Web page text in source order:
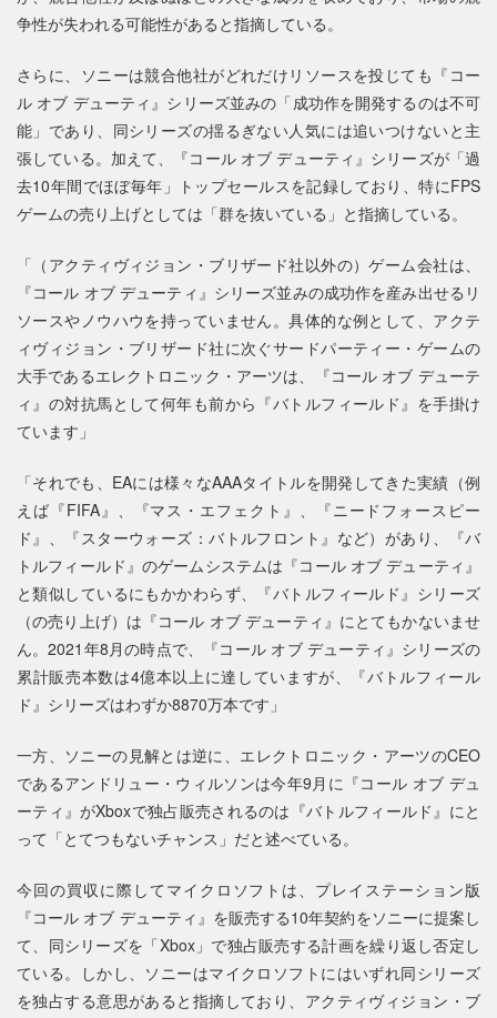
争性が失われる可能性があると指摘している。
さらに、ソニーは競合他社がどれだけリソースを投じても『コー
ル オブ デューティ』シリーズ並みの「成功作を開発するのは不可
能」であり、同シリーズの揺るぎない人気には追いつけないと主
張している。加えて、『コール オブ デューティ』シリーズが「過
去10年間でほぼ毎年」トップセールスを記録しており、特にFPS
ゲームの売り上げとしては「群を抜いている」と指摘している。
「（アクティヴィジョン・ブリザード社以外の）ゲーム会社は、
『コール オブ デューティ』シリーズ並みの成功作を産み出せるリ
ソースやノウハウを持っていません。具体的な例として、アクテ
ィヴィジョン・ブリザード社に次ぐサードパーティー・ゲームの
大手であるエレクトロニック・アーツは、『コール オブ デューテ
ィ』の対抗馬として何年も前から『バトルフィールド』を手掛け
ています」
「それでも、EAには様々なAAAタイトルを開発してきた実績（例
えば『FIFA』、『マス・エフェクト』、『ニードフォースピー
ド』、『スターウォーズ：バトルフロント』など）があり、『バ
トルフィールド』のゲームシステムは『コール オブ デューティ』
と類似しているにもかかわらず、『バトルフィールド』シリーズ
（の売り上げ）は『コール オブ デューティ』にとてもかないませ
ん。2021年8月の時点で、『コール オブ デューティ』シリーズの
累計販売本数は4億本以上に達していますが、『バトルフィール
ド』シリーズはわずか8870万本です」
一方、ソニーの見解とは逆に、エレクトロニック・アーツのCEO
であるアンドリュー・ウィルソンは今年9月に『コール オブ デュ
ーティ』がXboxで独占販売されるのは『バトルフィールド』にと
って「とてつもないチャンス」だと述べている。
今回の買収に際してマイクロソフトは、プレイステーション版
『コール オブ デューティ』を販売する10年契約をソニーに提案し
て、同シリーズを「Xbox」で独占販売する計画を繰り返し否定し
ている。しかし、ソニーはマイクロソフトにはいずれ同シリーズ
を独占する意思があると指摘しており、アクティヴィジョン・ブ